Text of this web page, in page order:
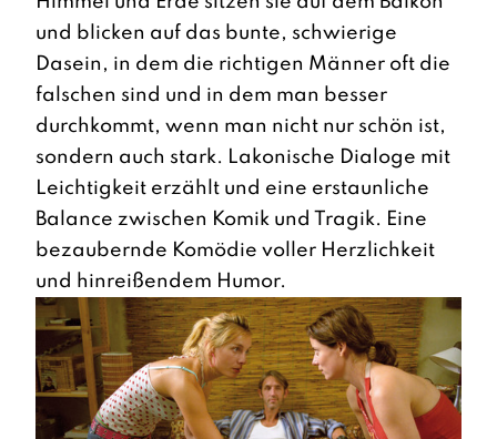
und blicken auf das bunte, schwierige
Dasein, in dem die richtigen Männer oft die
falschen sind und in dem man besser
durchkommt, wenn man nicht nur schön ist,
sondern auch stark. Lakonische Dialoge mit
Leichtigkeit erzählt und eine erstaunliche
Balance zwischen Komik und Tragik. Eine
bezaubernde Komödie voller Herzlichkeit
und hinreißendem Humor.